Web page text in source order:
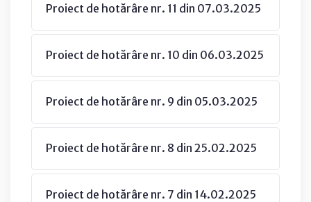
Proiect de hotărâre nr. 11 din 07.03.2025
Proiect de hotărâre nr. 10 din 06.03.2025
Proiect de hotărâre nr. 9 din 05.03.2025
Proiect de hotărâre nr. 8 din 25.02.2025
Proiect de hotărâre nr. 7 din 14.02.2025